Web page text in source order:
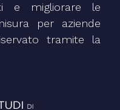
e migliorare le
per aziende
tramite la